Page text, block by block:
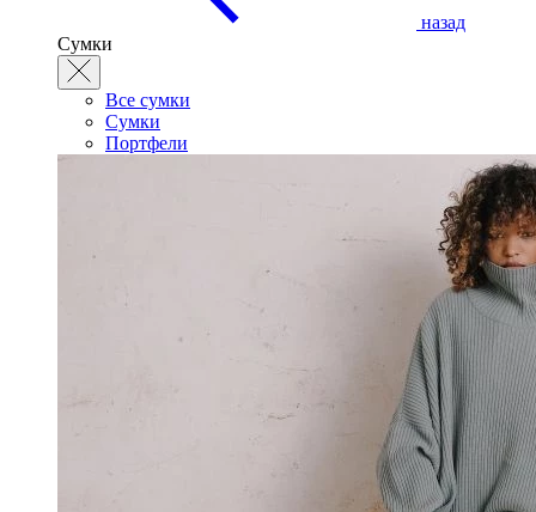
назад
Сумки
Все сумки
Сумки
Портфели